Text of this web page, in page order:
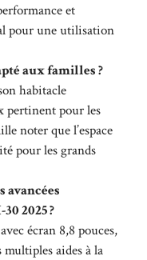
et
pour une utilisation
aux familles ?
habitacle
pertinent pour les
noter que l’espace
pour les grands
avancées
2025 ?
écran 8,8 pouces,
aides à la